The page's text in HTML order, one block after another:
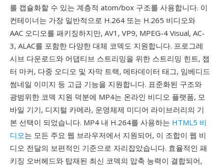
를 캡슐화할 수 있는 계층적 atom/box 구조를 사용합니다. 이
컨테이너는 가장 일반적으로 H.264 또는 H.265 비디오와
AAC 오디오를 패키징하지만, AV1, VP9, MPEG-4 Visual, AC-
3, ALAC를 포함한 다양한 대체 코덱도 지원합니다. 프로그레
시브 다운로드와 어댑티브 스트리밍을 위한 스트리밍 힌트, 챕
터 마커, 다중 오디오 및 자막 트랙, 메타데이터 태그, 임베디드
썸네일 이미지 등 고급 기능을 지원합니다. 표준화된 구조와
광범위한 코덱 지원 덕분에 MP4는 온라인 비디오 플랫폼, 모
바일 기기, 디지털 카메라, 운영체제 미디어 라이브러리의 기
본 선택이 되었습니다. MP4 내 H.264를 사용하는 HTML5 비
디오는 모든 주요 웹 브라우저에서 지원되어, 이 조합이 웹 비
디오 전달의 보편적인 기준으로 자리잡았습니다. 효율적인 패
키징 오버헤드와 탑재된 최신 코덱의 압축 능력이 결합되어,